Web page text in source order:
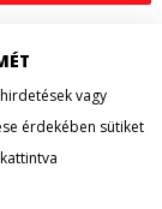
vagy
érdekében sütiket